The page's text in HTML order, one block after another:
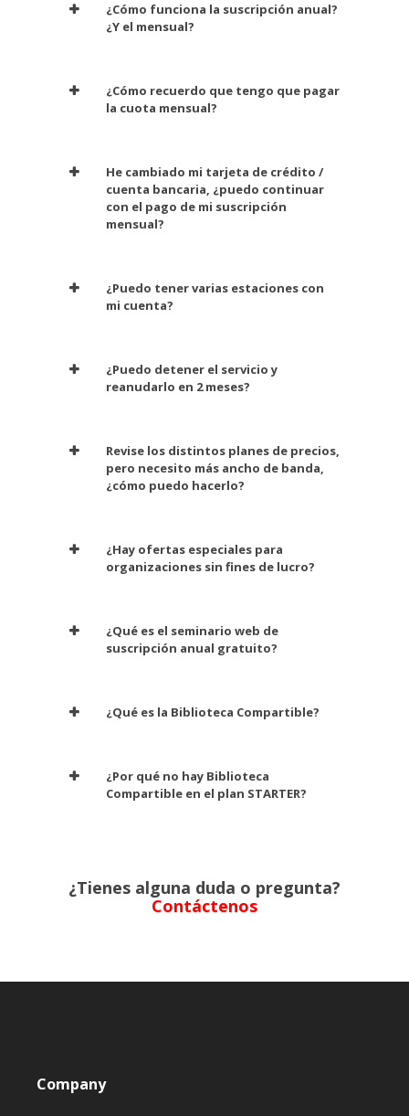
¿Cómo funciona la suscripción anual?
¿Y el mensual?
¿Cómo recuerdo que tengo que pagar
la cuota mensual?
He cambiado mi tarjeta de crédito /
cuenta bancaria, ¿puedo continuar
con el pago de mi suscripción
mensual?
¿Puedo tener varias estaciones con
mi cuenta?
¿Puedo detener el servicio y
reanudarlo en 2 meses?
Revise los distintos planes de precios,
pero necesito más ancho de banda,
¿cómo puedo hacerlo?
¿Hay ofertas especiales para
organizaciones sin fines de lucro?
¿Qué es el seminario web de
suscripción anual gratuito?
¿Qué es la Biblioteca Compartible?
¿Por qué no hay Biblioteca
Compartible en el plan STARTER?
¿Tienes alguna duda o pregunta?
Contáctenos
Company